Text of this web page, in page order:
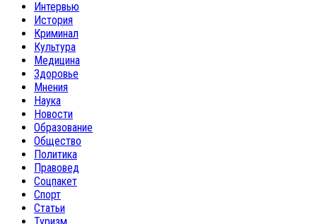
Интервью
История
Криминал
Культура
Медицина
Здоровье
Мнения
Наука
Новости
Образование
Общество
Политика
Правовед
Соцпакет
Спорт
Статьи